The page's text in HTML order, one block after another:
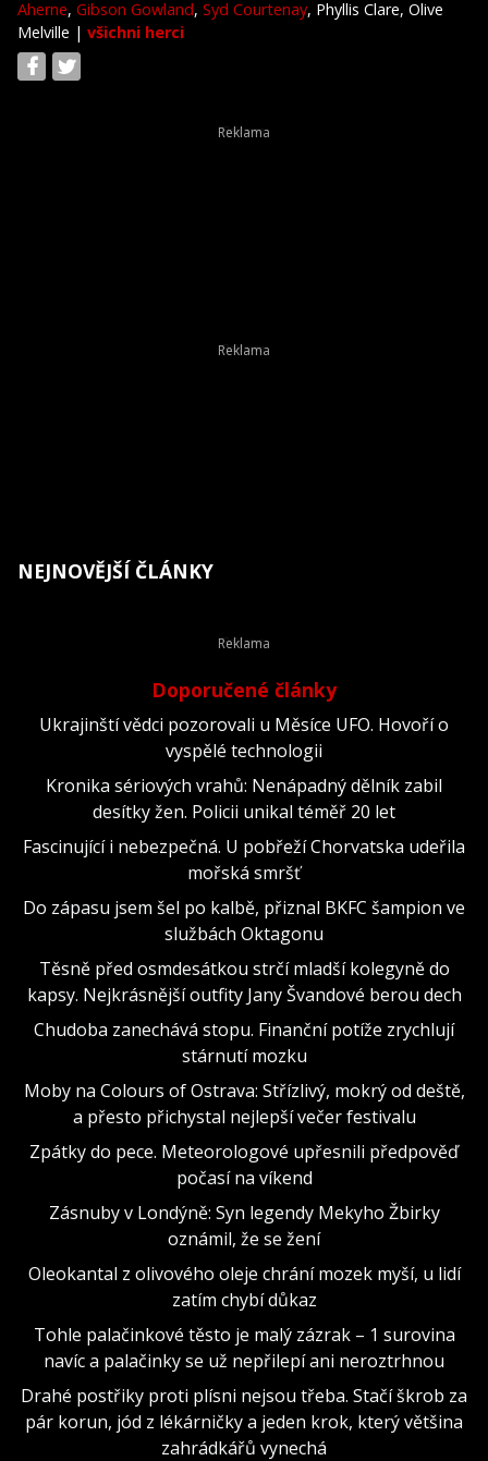
Aherne, Gibson Gowland, Syd Courtenay, Phyllis Clare, Olive
Melville | všichni herci
NEJNOVĚJŠÍ ČLÁNKY
Doporučené články
Ukrajinští vědci pozorovali u Měsíce UFO. Hovoří o
vyspělé technologii
Kronika sériových vrahů: Nenápadný dělník zabil
desítky žen. Policii unikal téměř 20 let
Fascinující i nebezpečná. U pobřeží Chorvatska udeřila
mořská smršť
Do zápasu jsem šel po kalbě, přiznal BKFC šampion ve
službách Oktagonu
Těsně před osmdesátkou strčí mladší kolegyně do
kapsy. Nejkrásnější outfity Jany Švandové berou dech
Chudoba zanechává stopu. Finanční potíže zrychlují
stárnutí mozku
Moby na Colours of Ostrava: Střízlivý, mokrý od deště,
a přesto přichystal nejlepší večer festivalu
Zpátky do pece. Meteorologové upřesnili předpověď
počasí na víkend
Zásnuby v Londýně: Syn legendy Mekyho Žbirky
oznámil, že se žení
Oleokantal z olivového oleje chrání mozek myší, u lidí
zatím chybí důkaz
Tohle palačinkové těsto je malý zázrak – 1 surovina
navíc a palačinky se už nepřilepí ani neroztrhnou
Drahé postřiky proti plísni nejsou třeba. Stačí škrob za
pár korun, jód z lékárničky a jeden krok, který většina
zahrádkářů vynechá